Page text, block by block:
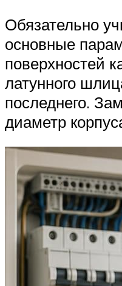
Обязательно
основные
поверхностей
латунного
последнего.
диаметр